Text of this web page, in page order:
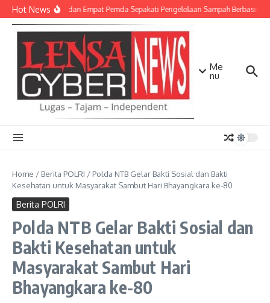
Lewati ke konten
Hot NewsTNI AD dan Empat Pemda Sepakati Pengelolaan Sampah Berbasis
Me
nu
Home / Berita POLRI / Polda NTB Gelar Bakti Sosial dan Bakti
Kesehatan untuk Masyarakat Sambut Hari Bhayangkara ke-80
Berita POLRI
Polda NTB Gelar Bakti Sosial dan
Bakti Kesehatan untuk
Masyarakat Sambut Hari
Bhayangkara ke-80